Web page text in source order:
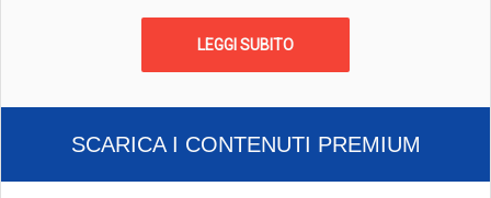
LEGGI SUBITO
SCARICA I CONTENUTI PREMIUM